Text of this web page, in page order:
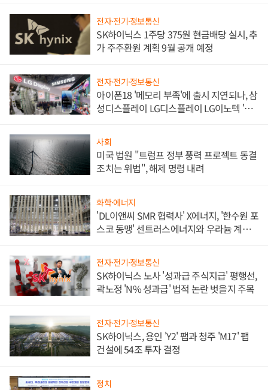
전자·전기·정보통신
SK하이닉스 1주당 375원 현금배당 실시, 추
가 주주환원 계획 9월 공개 예정
전자·전기·정보통신
아이폰18 '메모리 부족'에 출시 지연되나, 삼
성디스플레이 LG디스플레이 LG이노텍 '탈
사회
미국 법원 "트럼프 정부 풍력 프로젝트 동결
조치는 위법", 해제 명령 내려
화학·에너지
'DL이앤씨 SMR 협력사' X에너지, '한수원 포
스코 동맹' 센트러스에너지와 우라늄 계약
전자·전기·정보통신
SK하이닉스 노사 '성과급 주식지급' 평행선,
곽노정 'N% 성과급' 법적 논란 벗을지 주목
전자·전기·정보통신
SK하이닉스, 용인 'Y2' 팹과 청주 'M17' 팹
건설에 54조 투자 결정
정치